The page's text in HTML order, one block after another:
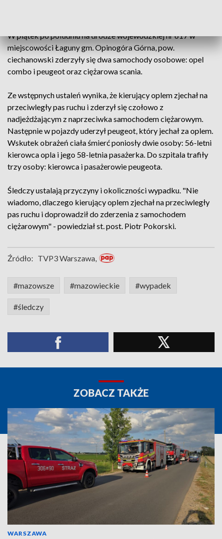
W piątek po południu na drodze wojewódzkiej nr 617 w
miejscowości Łaguny gm. Opinogóra Górna, pow.
ciechanowski zderzyły się dwa samochody osobowe: opel
combo i peugeot oraz ciężarowa scania.
Ze wstępnych ustaleń wynika, że kierujący oplem zjechał na
przeciwległy pas ruchu i zderzył się czołowo z
nadjeżdżającym z naprzeciwka samochodem ciężarowym.
Następnie w pojazdy uderzył peugeot, który jechał za oplem.
Wskutek obrażeń ciała śmierć poniosły dwie osoby: 56-letni
kierowca opla i jego 58-letnia pasażerka. Do szpitala trafiły
trzy osoby: kierowca i pasażerowie peugeota.
Śledczy ustalają przyczyny i okoliczności wypadku. "Nie
wiadomo, dlaczego kierujący oplem zjechał na przeciwległy
pas ruchu i doprowadził do zderzenia z samochodem
ciężarowym" - powiedział st. post. Piotr Pokorski.
Źródło: TVP3 Warszawa,
#mazowsze #mazowieckie #wypadek
#śledczy
ZOBACZ TAKŻE
WARSZAWA